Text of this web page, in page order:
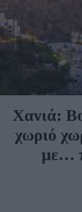
Χανιά:
χωριό
με…